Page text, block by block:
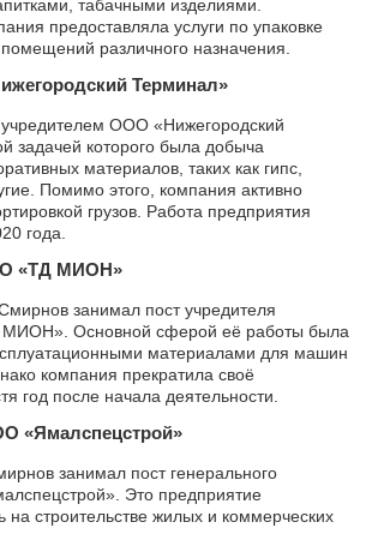
табачными изделиями.
предоставляла услуги по упаковке
различного назначения.
Терминал»
учредителем ООО «Нижегородский
задачей которого была добыча
материалов, таких как гипс,
Помимо этого, компания активно
грузов. Работа предприятия
года.
«ТД МИОН»
занимал пост учредителя
Основной сферой её работы была
материалами для машин
компания прекратила своё
год после начала деятельности.
«Ямалспецстрой»
занимал пост генерального
Это предприятие
на строительстве жилых и коммерческих